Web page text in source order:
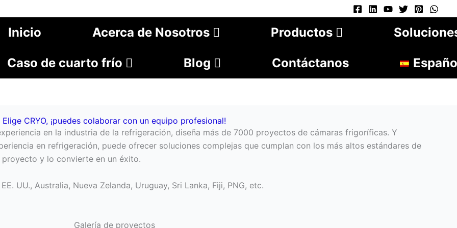
Inicio Acerca de Nosotros Productos
Caso de cuarto frío Blog Contáctanos
Elige CRYO, ¡puedes colaborar con un equipo profesional!
en la industria de la refrigeración, diseña más de 7000 proyectos de cámaras frigoríficas. Y
en refrigeración, puede ofrecer soluciones complejas que cumplan con los más altos estándares de
y lo convierte en un éxito.
UU., Australia, Nueva Zelanda, Uruguay, Sri Lanka, Fiji, PNG, etc.
Galería de proyectos